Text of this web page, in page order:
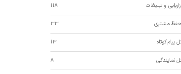
و تبلیغات 118
مشتری 33
پیام کوتاه 13
نمایندگی 8